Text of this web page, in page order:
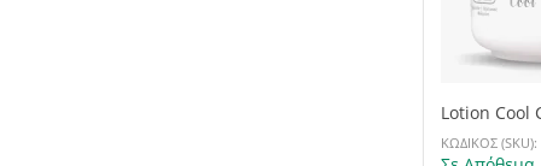
Lotion Cool
ΚΩΔΙΚΟΣ (SKU):